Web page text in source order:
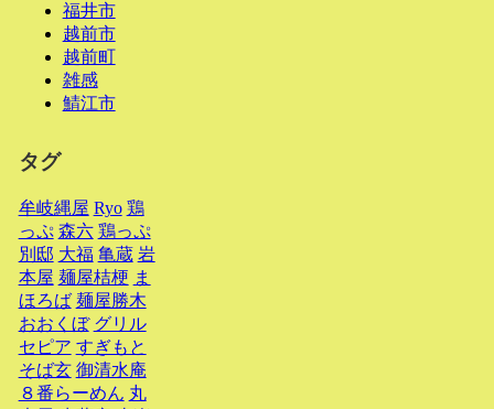
福井市
越前市
越前町
雑感
鯖江市
タグ
牟岐縄屋 Ryo 鶏
っぷ 森六 鶏っぷ
別邸 大福 亀蔵 岩
本屋 麺屋桔梗 ま
ほろば 麺屋勝木
おおくぼ グリル
セピア すぎもと
そば玄 御清水庵
８番らーめん 丸